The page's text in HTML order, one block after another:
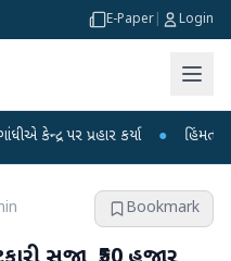
E-Paper Login
પ્રહાર કર્યા ● હિંમતનગરમાં
Bookmark